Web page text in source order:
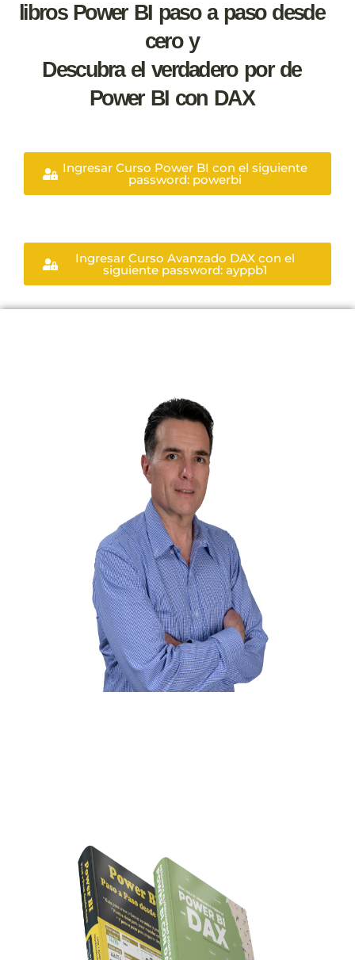
libros Power BI paso a paso desde
cero y
Descubra el verdadero por de
Power BI con DAX
Ingresar Curso Power BI con el siguiente
password: powerbi
Ingresar Curso Avanzado DAX con el
siguiente password: ayppb1